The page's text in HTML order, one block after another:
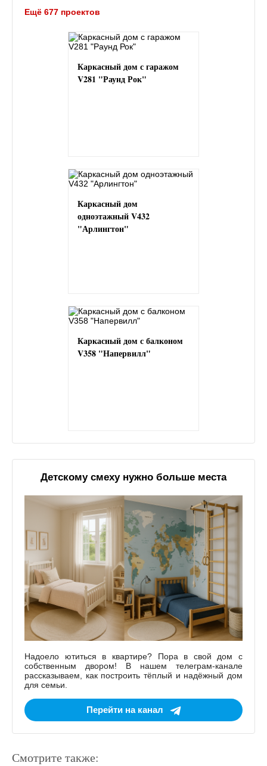
Ещё 677 проектов
Каркасный дом с гаражом
V281 "Раунд Рок"
Каркасный дом
одноэтажный V432
"Арлингтон"
Каркасный дом с балконом
V358 "Напервилл"
Детскому смеху нужно больше места
Надоело ютиться в квартире? Пора в свой дом с
собственным двором! В нашем телеграм-канале
рассказываем, как построить тёплый и надёжный дом
для семьи.
Перейти на канал
Смотрите также: